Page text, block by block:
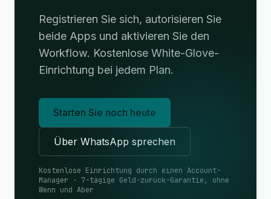
Registrieren Sie sich, autorisieren Sie
beide Apps und aktivieren Sie den
Workflow. Kostenlose White-Glove-
Einrichtung bei jedem Plan.
Starten Sie noch heute
Über WhatsApp sprechen
Kostenlose Einrichtung durch einen Account-
Manager · 7-tägige Geld-zurück-Garantie, ohne
Wenn und Aber